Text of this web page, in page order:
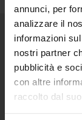
annunci, per
analizzare il
informazioni
nostri partner
pubblicità e
con altre
raccolto dal